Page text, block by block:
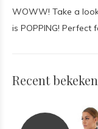
WOWW! Take a
is POPPING! Perfect
Recent bekeken